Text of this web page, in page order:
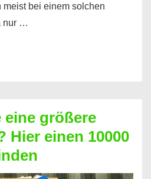
meist bei einem solchen
nur …
eine größere
Hier einen 10000